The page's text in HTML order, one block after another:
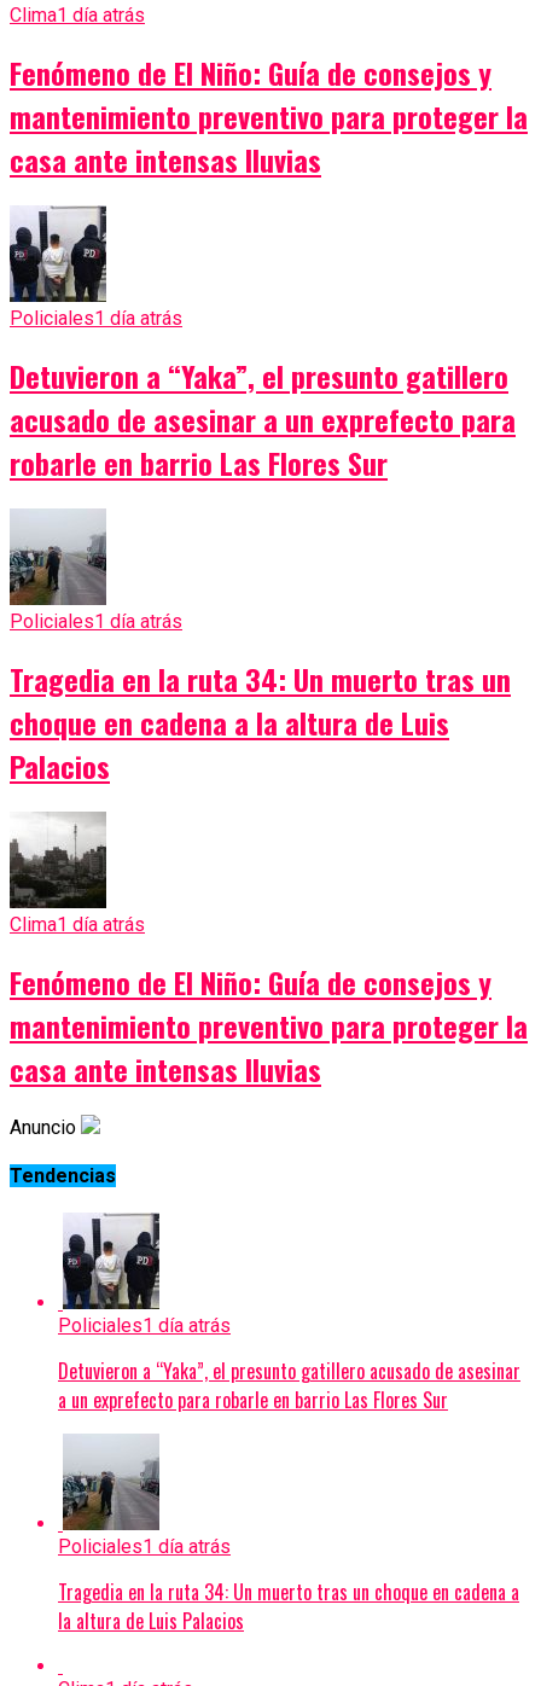
Clima1 día atrás
Fenómeno de El Niño: Guía de consejos y
mantenimiento preventivo para proteger la
casa ante intensas lluvias
Policiales1 día atrás
Detuvieron a “Yaka”, el presunto gatillero
acusado de asesinar a un exprefecto para
robarle en barrio Las Flores Sur
Policiales1 día atrás
Tragedia en la ruta 34: Un muerto tras un
choque en cadena a la altura de Luis
Palacios
Clima1 día atrás
Fenómeno de El Niño: Guía de consejos y
mantenimiento preventivo para proteger la
casa ante intensas lluvias
Anuncio
Tendencias
Policiales1 día atrás
Detuvieron a “Yaka”, el presunto gatillero acusado de asesinar
a un exprefecto para robarle en barrio Las Flores Sur
Policiales1 día atrás
Tragedia en la ruta 34: Un muerto tras un choque en cadena a
la altura de Luis Palacios